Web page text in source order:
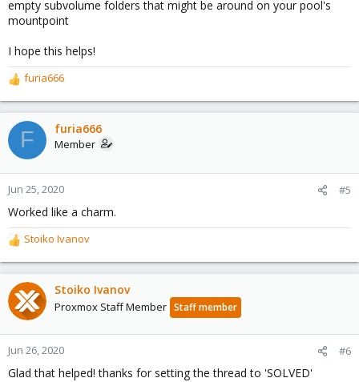
empty subvolume folders that might be around on your pool's
mountpoint
I hope this helps!
R
e
a
c
t
o
n
s
:
furia666
F furia666
Member
Jun 25, 2020 #5
Worked like a charm.
R
e
a
c
t
o
n
s
:
Stoiko Ivanov
Stoiko Ivanov
Proxmox Staff Member Staff member
Jun 26, 2020 #6
Glad that helped! thanks for setting the thread to 'SOLVED'